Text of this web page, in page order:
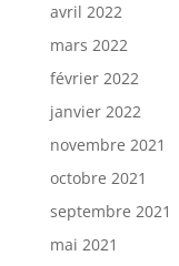
avril 2022
mars 2022
février 2022
janvier 2022
novembre 2021
octobre 2021
septembre 2021
mai 2021